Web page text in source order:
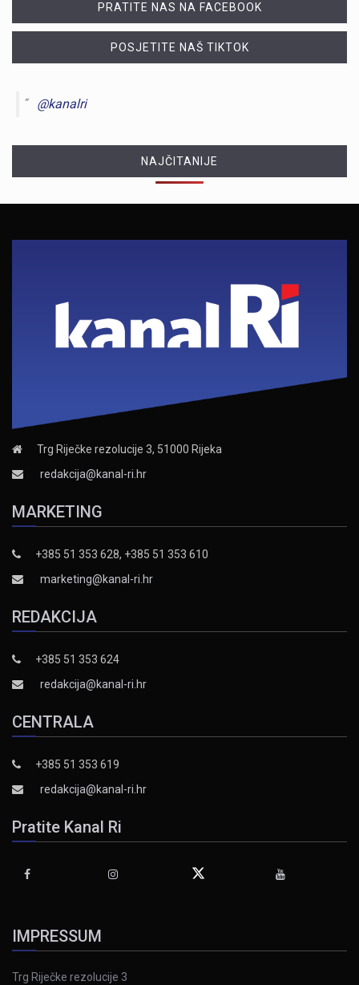
PRATITE NAS NA FACEBOOK
POSJETITE NAŠ TIKTOK
@kanalri
NAJČITANIJE
Trg Riječke rezolucije 3, 51000 Rijeka
redakcija@kanal-ri.hr
MARKETING
+385 51 353 628, +385 51 353 610
marketing@kanal-ri.hr
REDAKCIJA
+385 51 353 624
redakcija@kanal-ri.hr
CENTRALA
+385 51 353 619
redakcija@kanal-ri.hr
Pratite Kanal Ri
IMPRESSUM
Trg Riječke rezolucije 3